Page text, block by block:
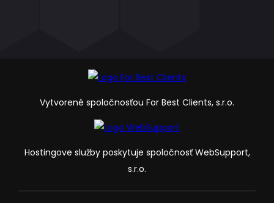
Vytvorené spoločnosťou For Best Clients, s.r.o.
Hostingove služby poskytuje spoločnosť WebSupport,
s.r.o.